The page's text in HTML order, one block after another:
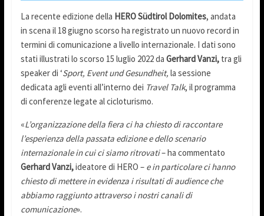
La recente edizione della HERO Südtirol Dolomites, andata
in scena il 18 giugno scorso ha registrato un nuovo record in
termini di comunicazione a livello internazionale. I dati sono
stati illustrati lo scorso 15 luglio 2022 da Gerhard Vanzi,tra gli
speaker di ‘Sport, Event und Gesundheit, la sessione
dedicata agli eventi all’interno dei Travel Talk, il programma
di conferenze legate al cicloturismo.
«L’organizzazione della fiera ci ha chiesto di raccontare
l’esperienza della passata edizione e dello scenario
internazionale in cui ci siamo ritrovati– ha commentato
Gerhard Vanzi,ideatore di HERO – e in particolare ci hanno
chiesto di mettere in evidenza i risultati di audience che
abbiamo raggiunto attraverso i nostri canali di
comunicazione».